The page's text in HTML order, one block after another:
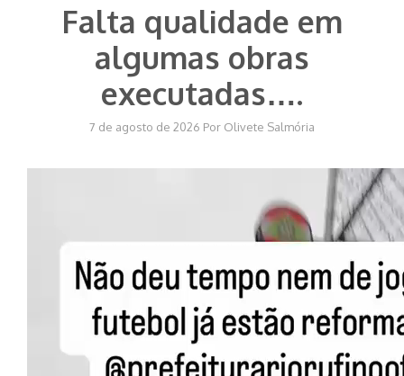
Falta qualidade em
algumas obras
executadas….
7 de agosto de 2026 Por Olivete Salmória